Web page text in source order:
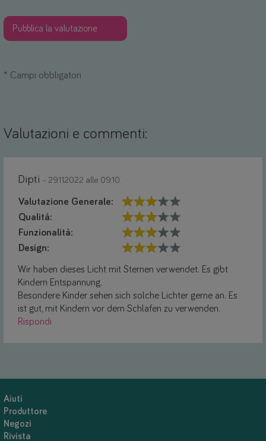
* Campi obbligatori
Valutazioni e commenti:
Dipti - 29.11.2022 alle 09:10
Valutazione Generale:
Qualità:
Funzionalità:
Design:
Wir haben dieses Licht mit Sternen verwendet. Es gibt
Kindern Entspannung.
Besondere Kinder sehen sich solche Lichter gerne an. Es
ist gut, mit Kindern vor dem Schlafen zu verwenden.
Rispondi
Aiuti
Produttore
Negozi
Rivista